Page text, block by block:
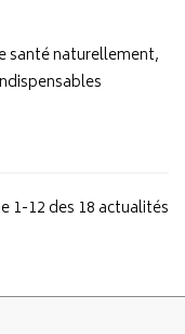
santé naturellement,
1-12 des 18 actualités